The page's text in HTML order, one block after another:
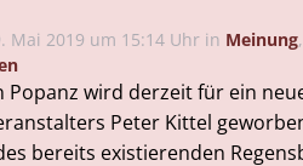
Mai 2019 um 15:14 Uhr in Meinung
Popanz wird derzeit für ein
Peter Kittel
bereits existierenden